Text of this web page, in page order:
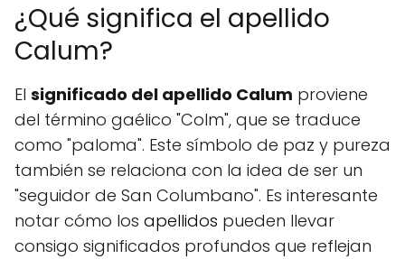
¿Qué significa el apellido
Calum?
El significado del apellido Calum proviene
del término gaélico "Colm", que se traduce
como "paloma". Este símbolo de paz y pureza
también se relaciona con la idea de ser un
"seguidor de San Columbano". Es interesante
notar cómo los apellidos pueden llevar
consigo significados profundos que reflejan